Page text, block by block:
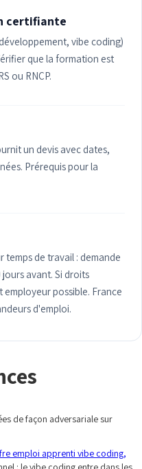
certifiante
vibe coding)
que la formation est
ou RNCP.
un devis avec dates,
Prérequis pour la
temps de travail : demande
avant. Si droits
possible. France
d'emploi.
de façon adversariale sur
emploi apprenti vibe coding,